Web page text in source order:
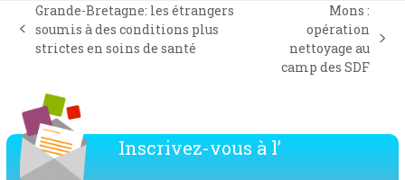
previous
post:
Grande-Bretagne: les étrangers
soumis à des conditions plus
strictes en soins de santé
next
post:
Mons :
opération
nettoyage au
camp des SDF
Inscrivez-vous à l’